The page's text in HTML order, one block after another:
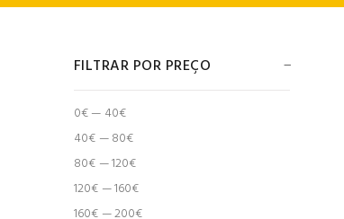
FILTRAR POR PREÇO
0€ — 40€
40€ — 80€
80€ — 120€
120€ — 160€
160€ — 200€